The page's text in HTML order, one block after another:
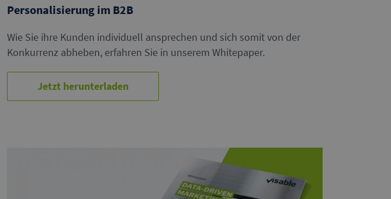
Personalisierung im B2B
Wie Sie ihre Kunden individuell ansprechen und sich somit von der
Konkurrenz abheben, erfahren Sie in unserem Whitepaper.
Jetzt herunterladen